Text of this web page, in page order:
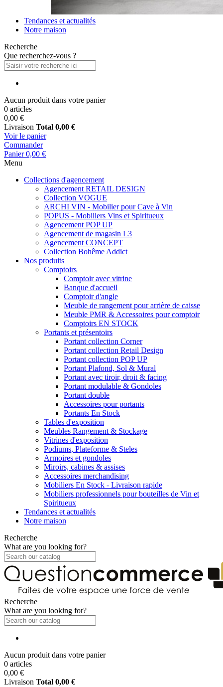
Tendances et actualités
Notre maison
Recherche
Que recherchez-vous ?
Aucun produit dans votre panier
0 articles
0,00 €
Livraison Total 0,00 €
Voir le panier
Commander
Panier 0,00 €
Menu
Collections d'agencement
Agencement RETAIL DESIGN
Collection VOGUE
ARCHI VIN - Mobilier pour Cave à Vin
POPUS - Mobiliers Vins et Spiritueux
Agencement POP UP
Agencement de magasin L3
Agencement CONCEPT
Collection Bohême Addict
Nos produits
Comptoirs
Comptoir avec vitrine
Banque d'accueil
Comptoir d'angle
Meuble de rangement pour arrière de caisse
Meuble PMR & Accessoires pour comptoir
Comptoirs EN STOCK
Portants et présentoirs
Portant collection Corner
Portant collection Retail Design
Portant collection POP UP
Portant Plafond, Sol & Mural
Portant avec tiroir, droit & facing
Portant modulable & Gondoles
Portant double
Accessoires pour portants
Portants En Stock
Tables d'exposition
Meubles Rangement & Stockage
Vitrines d'exposition
Podiums, Plateforme & Steles
Armoires et gondoles
Miroirs, cabines & assises
Accessoires merchandising
Mobiliers En Stock - Livraison rapide
Mobiliers professionnels pour bouteilles de Vin et
Spiritueux
Tendances et actualités
Notre maison
Recherche
What are you looking for?
Recherche
What are you looking for?
Aucun produit dans votre panier
0 articles
0,00 €
Livraison Total 0,00 €